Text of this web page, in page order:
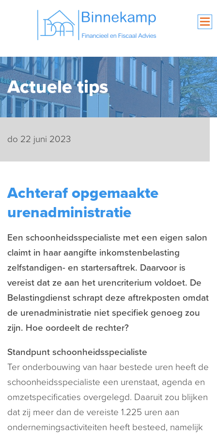
Actuele tips
do 22 juni 2023
Achteraf opgemaakte
urenadministratie
Een schoonheidsspecialiste met een eigen salon
claimt in haar aangifte inkomstenbelasting
zelfstandigen- en startersaftrek. Daarvoor is
vereist dat ze aan het urencriterium voldoet. De
Belastingdienst schrapt deze aftrekposten omdat
de urenadministratie niet specifiek genoeg zou
zijn. Hoe oordeelt de rechter?
Standpunt schoonheidsspecialiste
Ter onderbouwing van haar bestede uren heeft de
schoonheidsspecialiste een urenstaat, agenda en
omzetspecificaties overgelegd. Daaruit zou blijken
dat zij meer dan de vereiste 1.225 uren aan
ondernemingsactiviteiten heeft besteed, namelijk